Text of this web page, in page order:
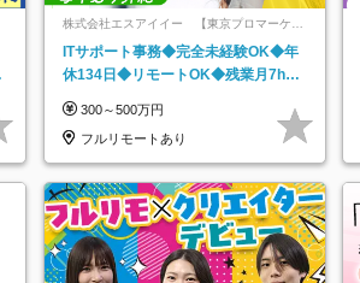
株式会社エスアイイー 【東京プロマーケッ
ITサポート事務◆完全未経験OK◆年
休134日◆リモートOK◆残業月7h以
300～500万円
フルリモートあり